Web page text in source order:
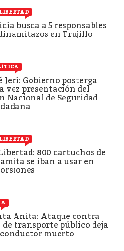
busca a 5 responsables
en Trujillo
Jerí: Gobierno posterga
vez presentación del
Nacional de Seguridad
800 cartuchos de
se iban a usar en
Anita: Ataque contra
de transporte público deja
muerto